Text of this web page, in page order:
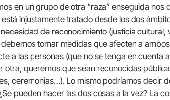
en un grupo de otra “raza” enseguida nos
injustamente tratado desde los dos
de reconocimiento (justicia cultural,
tomar medidas que afecten a
a las personas (que no se tenga en cuenta
otra, queremos que sean reconocidas
ceremonias…). Lo mismo podríamos decir
pueden hacer las dos cosas a la vez? La